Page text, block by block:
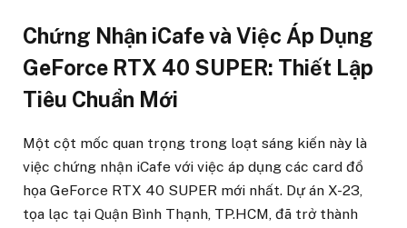
Chứng Nhận iCafe và Việc Áp Dụng
GeForce RTX 40 SUPER: Thiết Lập
Tiêu Chuẩn Mới
Một cột mốc quan trọng trong loạt sáng kiến này là
việc chứng nhận iCafe với việc áp dụng các card đồ
họa GeForce RTX 40 SUPER mới nhất. Dự án X-23,
tọa lạc tại Quận Bình Thạnh, TP.HCM, đã trở thành